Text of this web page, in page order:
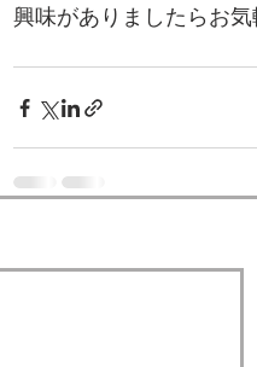
興味がありましたらお気
記